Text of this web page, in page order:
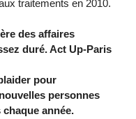
traitements en 2010.
des affaires
duré. Act Up-Paris
pour
personnes
année.